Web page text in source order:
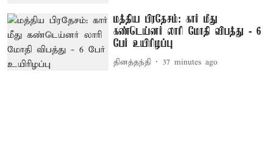
மத்திய பிரதேசம்: கார் மீது
கண்டெய்னர் லாரி மோதி விபத்து - 6
பேர் உயிரிழப்பு
தினத்தந்தி 37 minutes ago